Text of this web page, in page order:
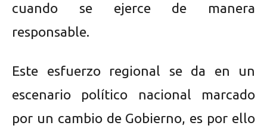
cuando se ejerce de manera
responsable.
Este esfuerzo regional se da en un
escenario político nacional marcado
por un cambio de Gobierno, es por ello